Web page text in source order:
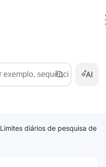
Limites diários de pesquisa de